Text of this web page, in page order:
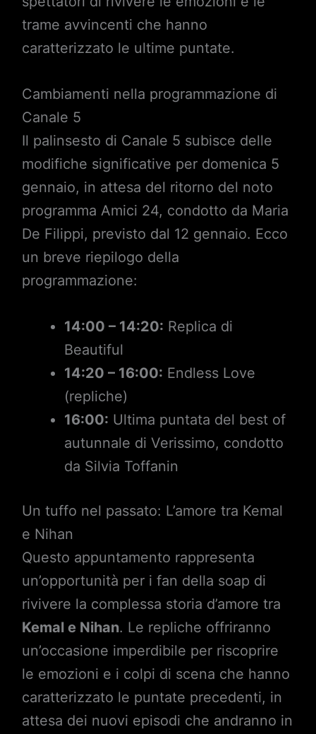
trame avvincenti che hanno
caratterizzato le ultime puntate.
Cambiamenti nella programmazione di
Canale 5
Il palinsesto di Canale 5 subisce delle
modifiche significative per domenica 5
gennaio, in attesa del ritorno del noto
programma Amici 24, condotto da Maria
De Filippi, previsto dal 12 gennaio. Ecco
un breve riepilogo della
programmazione:
14:00 – 14:20: Replica di
Beautiful
14:20 – 16:00: Endless Love
(repliche)
16:00: Ultima puntata del best of
autunnale di Verissimo, condotto
da Silvia Toffanin
Un tuffo nel passato: L’amore tra Kemal
e Nihan
Questo appuntamento rappresenta
un’opportunità per i fan della soap di
rivivere la complessa storia d’amore tra
Kemal e Nihan. Le repliche offriranno
un’occasione imperdibile per riscoprire
le emozioni e i colpi di scena che hanno
caratterizzato le puntate precedenti, in
attesa dei nuovi episodi che andranno in